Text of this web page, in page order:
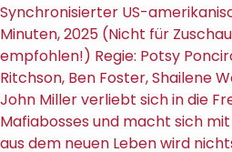
Synchronisierter US-
Minuten, 2025 (Nicht für
empfohlen!) Regie: Potsy
Ritchson, Ben Foster, Shailene
John Miller verliebt sich in die
Mafiabosses und macht sich
aus dem neuen Leben wird